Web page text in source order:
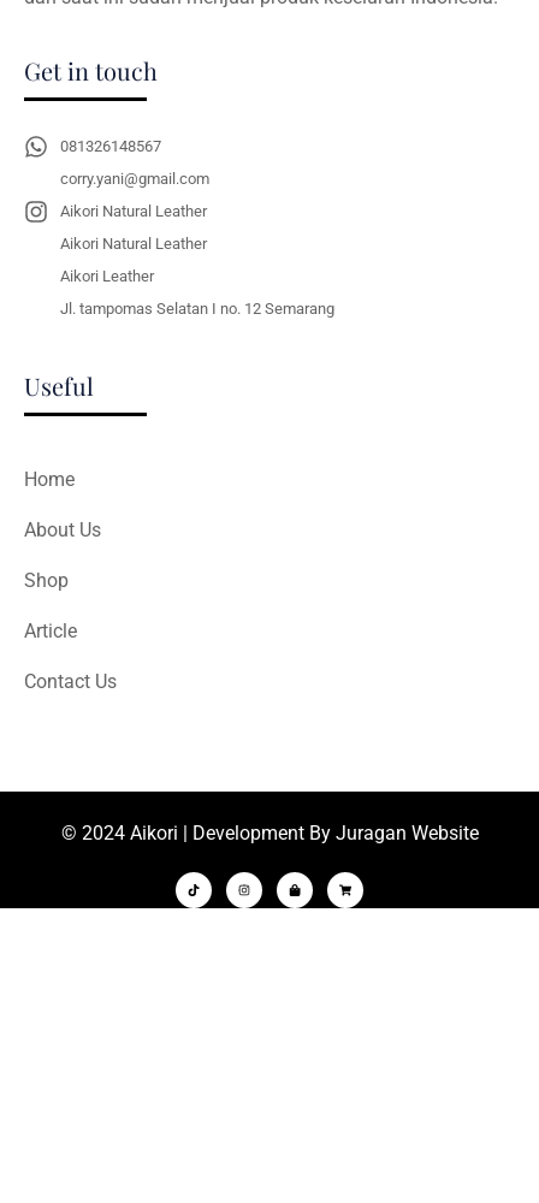
Get in touch
081326148567
corry.yani@gmail.com
Aikori Natural Leather
Aikori Natural Leather
Aikori Leather
Jl. tampomas Selatan I no. 12 Semarang
Useful
Home
About Us
Shop
Article
Contact Us
© 2024 Aikori | Development By Juragan Website